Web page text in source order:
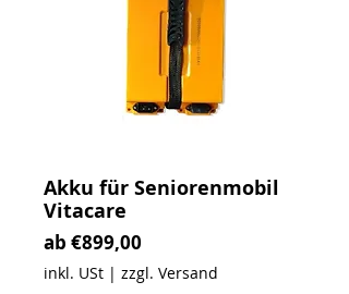
Akku für Seniorenmobil
Vitacare
ab €899,00
inkl. USt | zzgl. Versand